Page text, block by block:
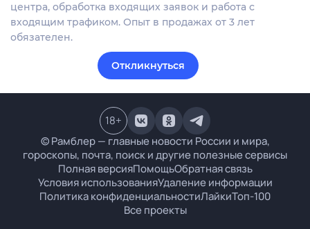
центра, обработка входящих заявок и работа с
входящим трафиком. Опыт в продажах от 3 лет
обязателен.
Откликнуться
© Рамблер — главные новости России и мира,
гороскопы, почта, поиск и другие полезные сервисы
Полная версияПомощьОбратная связь
Условия использованияУдаление информации
Политика конфиденциальностиЛайкиТоп-100
Все проекты
18+